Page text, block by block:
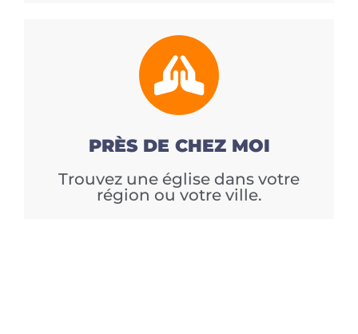
PRÈS DE CHEZ MOI
Trouvez une église dans votre
région ou votre ville.